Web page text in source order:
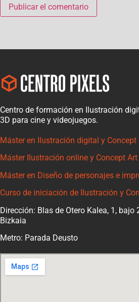
Centro de formación en Ilustración
3D para cine y videojuegos.
Máster en Ilustración digital y Concept
Máster Ilustración online y Concept Art
Máster en Diseño de personajes e
Curso de iniciación de Ilustración y
Dirección: Blas de Otero Kalea, 1, bajo
Bizkaia
Metro: Parada Deusto